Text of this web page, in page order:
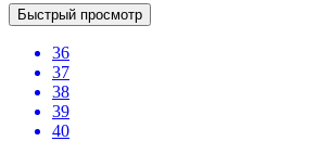
Быстрый просмотр
36
37
38
39
40